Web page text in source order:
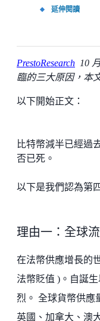
延伸閱讀
PrestoResearch 10
臨的三大原因，本
以下開始正文：
比特幣減半已經過
否已死。
以下是我們認為第
理由一：全球
在法幣供應增長的
法幣貶值 )。自誕生
烈。 全球貨幣供應
英國、加拿大、澳